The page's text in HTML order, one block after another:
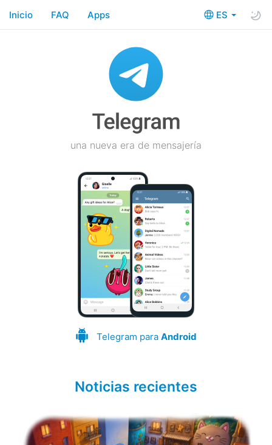
ES
Inicio FAQ Apps
una nueva era de mensajería
Telegram para Android
Noticias recientes